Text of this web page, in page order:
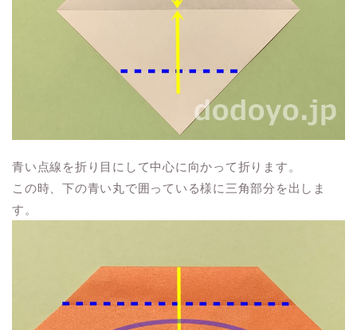
青い点線を折り目にして中心に向かって折ります。
この時、下の青い丸で囲っている様に三角部分を出しま
す。